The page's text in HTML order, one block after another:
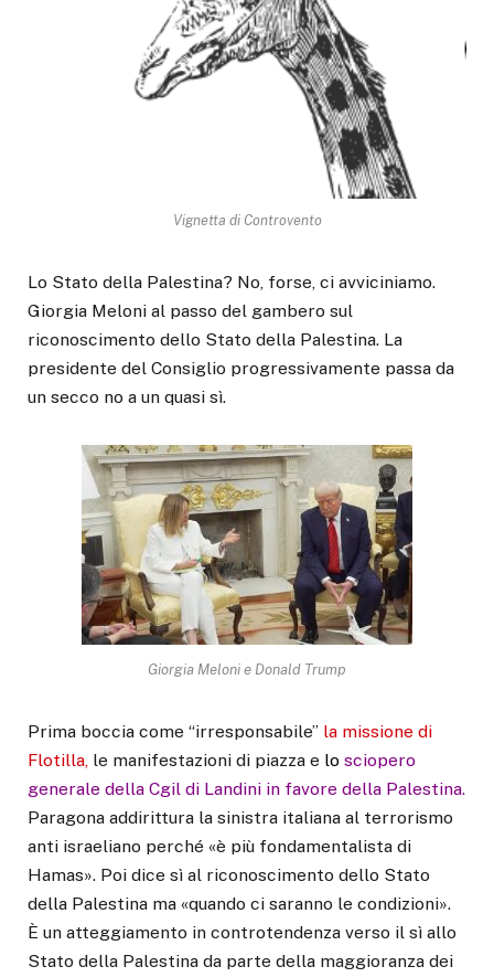
Vignetta di Controvento
Lo Stato della Palestina? No, forse, ci avviciniamo.
Giorgia Meloni al passo del gambero sul
riconoscimento dello Stato della Palestina. La
presidente del Consiglio progressivamente passa da
un secco no a un quasi sì.
Giorgia Meloni e Donald Trump
Prima boccia come “irresponsabile” la missione di
Flotilla, le manifestazioni di piazza e lo sciopero
generale della Cgil di Landini in favore della Palestina.
Paragona addirittura la sinistra italiana al terrorismo
anti israeliano perché «è più fondamentalista di
Hamas». Poi dice sì al riconoscimento dello Stato
della Palestina ma «quando ci saranno le condizioni».
È un atteggiamento in controtendenza verso il sì allo
Stato della Palestina da parte della maggioranza dei